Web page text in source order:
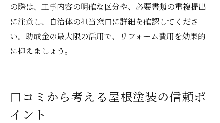
の際は、工事内容の明確な区分や、必要書類の重複提出
に注意し、自治体の担当窓口に詳細を確認してくださ
い。助成金の最大限の活用で、リフォーム費用を効果的
に抑えましょう。
口コミから考える屋根塗装の信頼ポ
イント